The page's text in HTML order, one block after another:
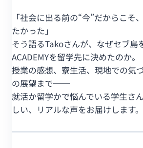
「社会に出る前の“今”だからこそ
たかった」
そう語るTakoさんが、なぜセブ島
ACADEMYを留学先に決めたのか。
授業の感想、寮生活、現地での気
の展望まで──
就活か留学かで悩んでいる学生さ
しい、リアルな声をお届けします。